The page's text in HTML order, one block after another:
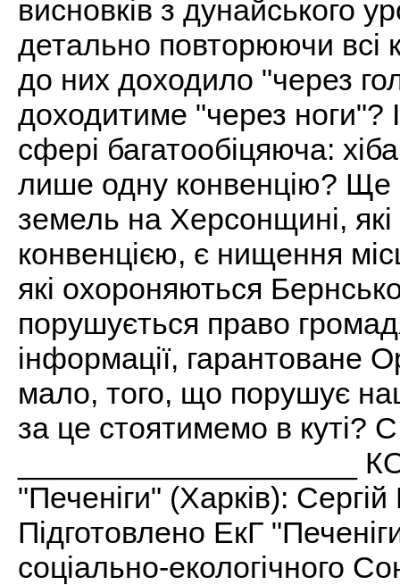
висновків з дунайського
детально повторюючи всі
до них доходило "через
доходитиме "через ноги"?
сфері багатообіцяюча:
лише одну конвенцію? Ще
земель на Херсонщині,
конвенцією, є нищення
які охороняються
порушується право
інформації, гарантоване
мало, того, що порушує
за це стоятимемо в куті?
____________________
"Печеніги" (Харків):
Підготовлено ЕкГ
соціально-екологічного